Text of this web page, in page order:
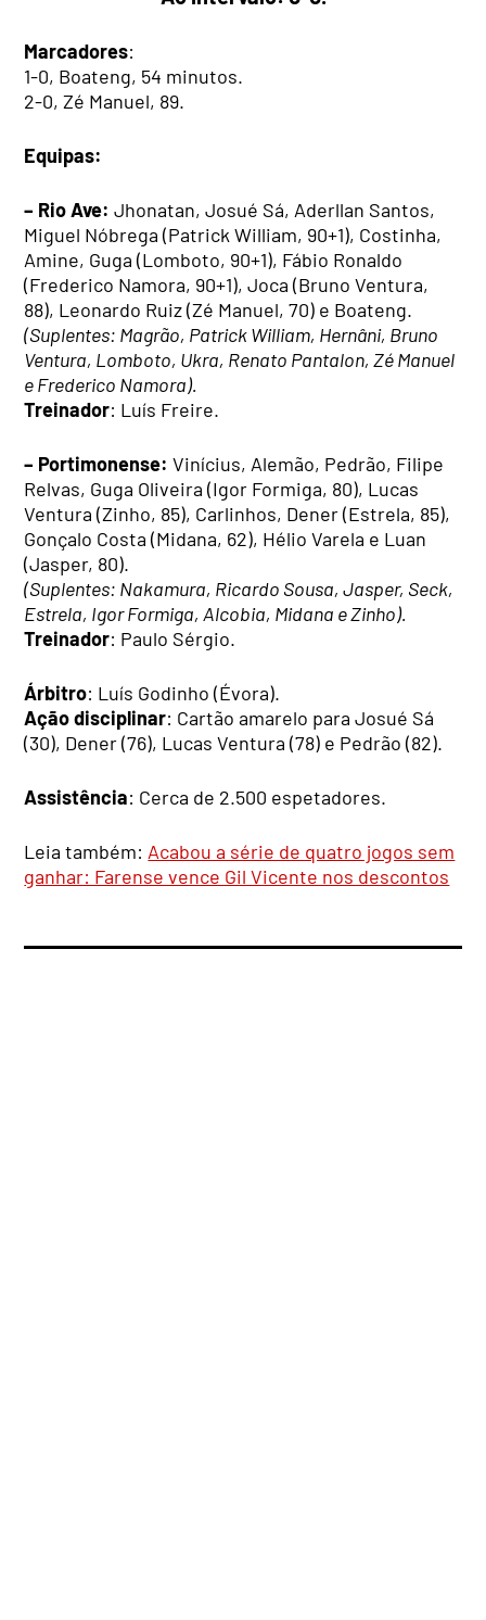
Marcadores:
1-0, Boateng, 54 minutos.
2-0, Zé Manuel, 89.
Equipas:
– Rio Ave:Jhonatan, Josué Sá, Aderllan Santos,
Miguel Nóbrega (Patrick William, 90+1), Costinha,
Amine, Guga (Lomboto, 90+1), Fábio Ronaldo
(Frederico Namora, 90+1), Joca (Bruno Ventura,
88), Leonardo Ruiz (Zé Manuel, 70) e Boateng.
(Suplentes: Magrão, Patrick William, Hernâni, Bruno
Ventura, Lomboto, Ukra, Renato Pantalon, Zé Manuel
e Frederico Namora).
Treinador: Luís Freire.
– Portimonense:Vinícius, Alemão, Pedrão, Filipe
Relvas, Guga Oliveira (Igor Formiga, 80), Lucas
Ventura (Zinho, 85), Carlinhos, Dener (Estrela, 85),
Gonçalo Costa (Midana, 62), Hélio Varela e Luan
(Jasper, 80).
(Suplentes: Nakamura, Ricardo Sousa, Jasper, Seck,
Estrela, Igor Formiga, Alcobia, Midana e Zinho).
Treinador: Paulo Sérgio.
Árbitro: Luís Godinho (Évora).
Ação disciplinar: Cartão amarelo para Josué Sá
(30), Dener (76), Lucas Ventura (78) e Pedrão (82).
Assistência: Cerca de 2.500 espetadores.
Leia também: Acabou a série de quatro jogos sem
ganhar: Farense vence Gil Vicente nos descontos